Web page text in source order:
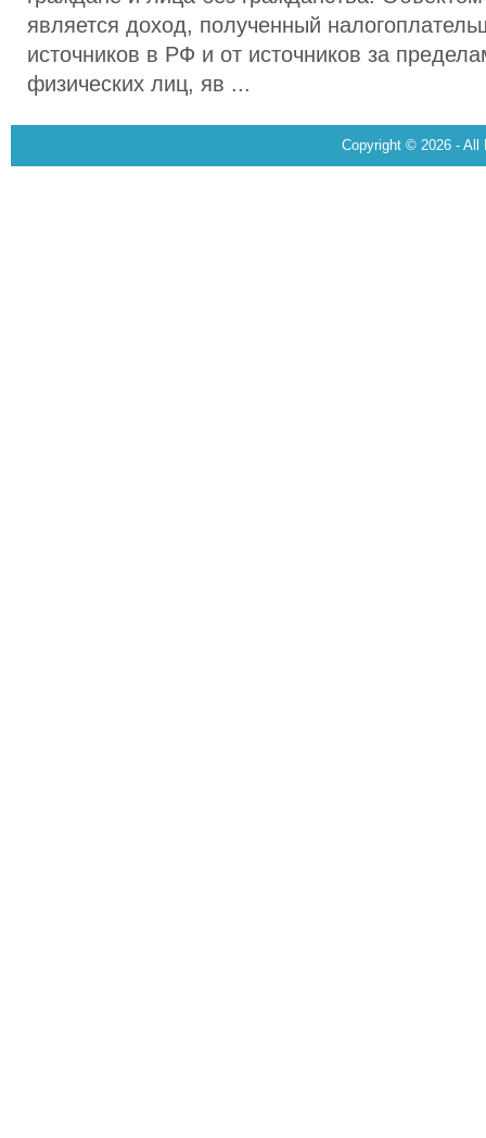
является доход, полученный
источников в РФ и от источников за
физических лиц, яв ...
Copyright © 2026 - All